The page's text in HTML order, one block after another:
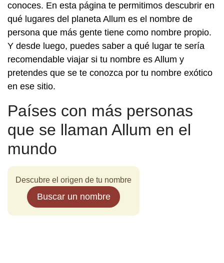
conoces. En esta página te permitimos descubrir en
qué lugares del planeta Allum es el nombre de
persona que más gente tiene como nombre propio.
Y desde luego, puedes saber a qué lugar te sería
recomendable viajar si tu nombre es Allum y
pretendes que se te conozca por tu nombre exótico
en ese sitio.
Países con más personas
que se llaman Allum en el
mundo
Descubre el origen de tu nombre
Buscar un nombre